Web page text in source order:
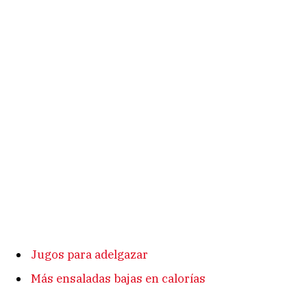
Jugos para adelgazar
Más ensaladas bajas en calorías